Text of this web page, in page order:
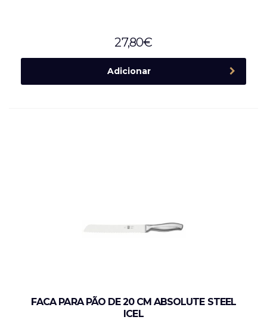
27,80€
Adicionar
FACA PARA PÃO DE 20 CM ABSOLUTE STEEL
ICEL